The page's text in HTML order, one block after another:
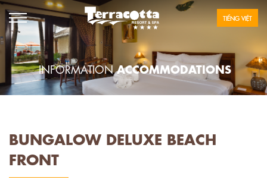
TIẾNG VIỆT
INFORMATIONACCOMMODATIONS
BUNGALOW DELUXE BEACH
FRONT